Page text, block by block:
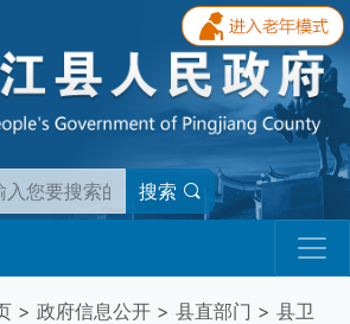
搜索
> 政府信息公开 > 县直部门 > 县卫